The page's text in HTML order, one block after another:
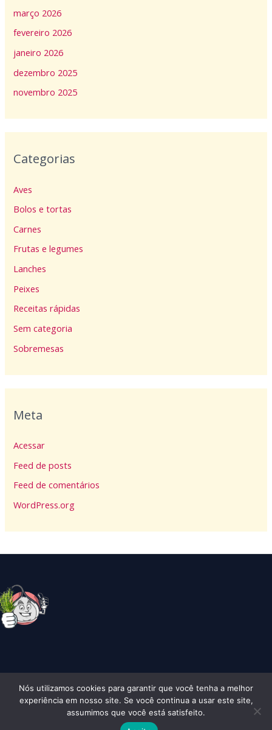
março 2026
fevereiro 2026
janeiro 2026
dezembro 2025
novembro 2025
Categorias
Aves
Bolos e tortas
Carnes
Frutas e legumes
Lanches
Peixes
Receitas rápidas
Sem categoria
Sobremesas
Meta
Acessar
Feed de posts
Feed de comentários
WordPress.org
Copyright © 2026 Alhocomalecrim | Todos os Direitos Reserados
Nós utilizamos cookies para garantir que você tenha a melhor
experiência em nosso site. Se você continua a usar este site,
assumimos que você está satisfeito.